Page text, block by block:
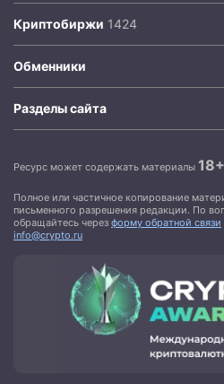
Криптобиржи
Обменники
Разделы сайта
Ресурс может содержать материалы 18+
Полное или частичное копирование
письменного разрешения редакции. По
обращайтесь через форму обратной связи
info@crypto.ru